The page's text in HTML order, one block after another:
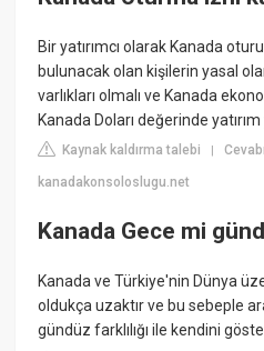
Bir yatırımcı olarak Kanada
bulunacak olan kişilerin yasal
varlıkları olmalı ve Kanada
Kanada Doları değerinde
Kaynak kaldırma talebi |
kanadakonsoloslugu.net
Kanada Gece mi
Kanada ve Türkiye'nin Dünya
oldukça uzaktır ve bu sebeple
gündüz farklılığı ile kendini